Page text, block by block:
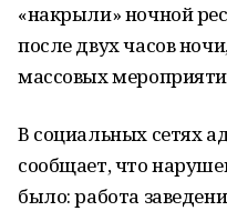
«накрыли» ночной
после двух часов
массовых
В социальных сетях
сообщает, что
было: работа